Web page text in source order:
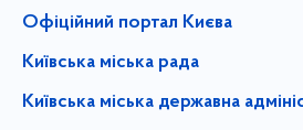
Офіційний портал Києва
Київська міська рада
Київська міська державна